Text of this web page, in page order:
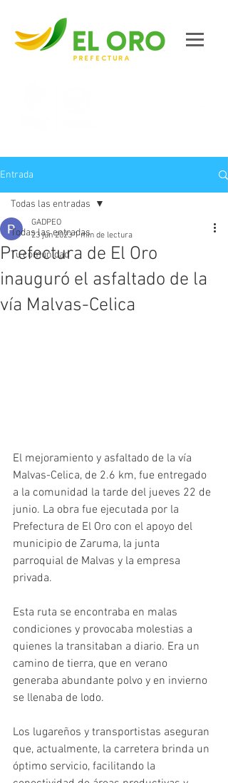
Entrada
Todas las entradas
Tu comunidad
Todas las entradas
Prefectura de El Oro
inauguró el asfaltado de la
vía Malvas-Celica
GADPEO
23 jun 2023 1 min de lectura
El mejoramiento y asfaltado de la vía
Malvas-Celica, de 2.6 km, fue entregado
a la comunidad la tarde del jueves 22 de
junio. La obra fue ejecutada por la
Prefectura de El Oro con el apoyo del
municipio de Zaruma, la junta
parroquial de Malvas y la empresa
privada.
Esta ruta se encontraba en malas
condiciones y provocaba molestias a
quienes la transitaban a diario. Era un
camino de tierra, que en verano
generaba abundante polvo y en invierno
se llenaba de lodo.
Los lugareños y transportistas aseguran
que, actualmente, la carretera brinda un
óptimo servicio, facilitando la